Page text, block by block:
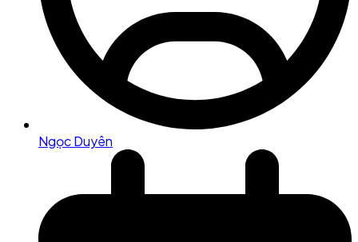
Ngọc Duyên